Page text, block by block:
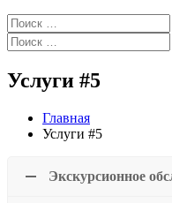
Искать:
Искать:
Услуги #5
Главная
Услуги #5
Экскурсионное